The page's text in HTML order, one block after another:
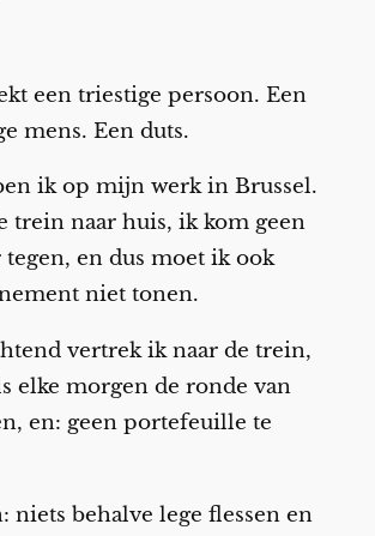
een triestige persoon. Een
mens. Een duts.
ik op mijn werk in Brussel.
trein naar huis, ik kom geen
en dus moet ik ook
niet tonen.
vertrek ik naar de trein,
elke morgen de ronde van
en: geen portefeuille te
niets behalve lege flessen en